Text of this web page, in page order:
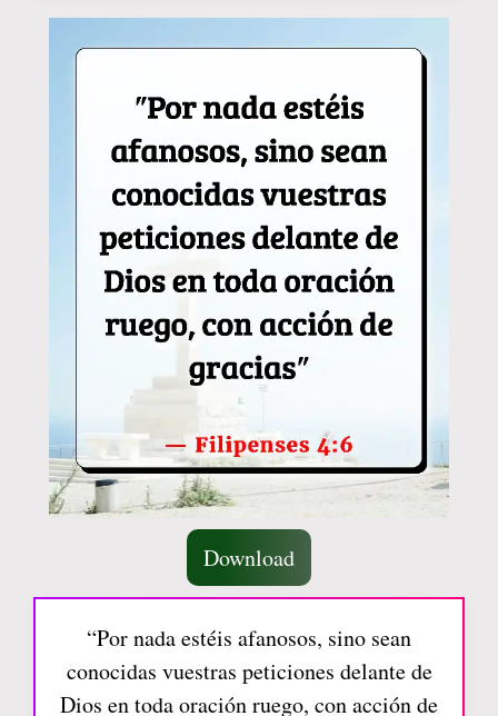
Download
“Por nada estéis afanosos, sino sean
conocidas vuestras peticiones delante de
Dios en toda oración ruego, con acción de